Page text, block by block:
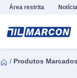
Área restrita
/ Produtos